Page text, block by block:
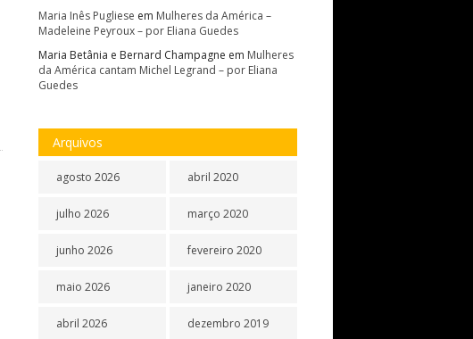
Maria Inês Pugliese em Mulheres da América –
Madeleine Peyroux – por Eliana Guedes
Maria Betânia e Bernard Champagne em Mulheres
da América cantam Michel Legrand – por Eliana
Guedes
Arquivos
agosto 2026
julho 2026
junho 2026
maio 2026
abril 2026
abril 2020
março 2020
fevereiro 2020
janeiro 2020
dezembro 2019